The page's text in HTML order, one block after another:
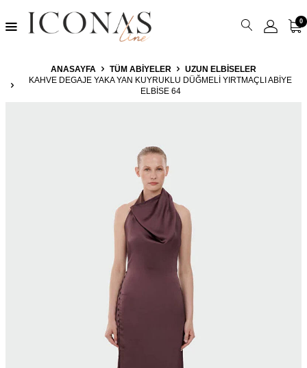
0
ANASAYFA TÜM ABIYELER
UZUN ELBISELER
KAHVE DEGAJE YAKA YAN KUYRUKLU DÜĞMELI YIRTMAÇLI ABIYE
ELBISE 64